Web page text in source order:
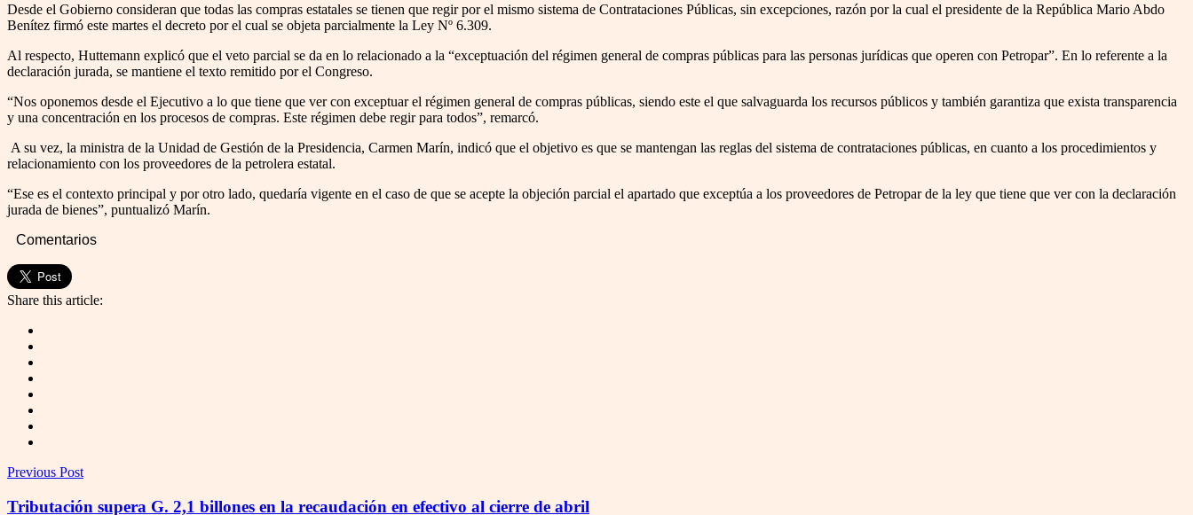
Desde el Gobierno consideran que todas las compras estatales se tienen que regir por el mismo sistema de Contrataciones Públicas, sin excepciones, razón por la cual el presidente de la República Mario Abdo
Benítez firmó este martes el decreto por el cual se objeta parcialmente la Ley Nº 6.309.
Al respecto, Huttemann explicó que el veto parcial se da en lo relacionado a la “exceptuación del régimen general de compras públicas para las personas jurídicas que operen con Petropar”. En lo referente a la
declaración jurada, se mantiene el texto remitido por el Congreso.
“Nos oponemos desde el Ejecutivo a lo que tiene que ver con exceptuar el régimen general de compras públicas, siendo este el que salvaguarda los recursos públicos y también garantiza que exista transparencia
y una concentración en los procesos de compras. Este régimen debe regir para todos”, remarcó.
A su vez, la ministra de la Unidad de Gestión de la Presidencia, Carmen Marín, indicó que el objetivo es que se mantengan las reglas del sistema de contrataciones públicas, en cuanto a los procedimientos y
relacionamiento con los proveedores de la petrolera estatal.
“Ese es el contexto principal y por otro lado, quedaría vigente en el caso de que se acepte la objeción parcial el apartado que exceptúa a los proveedores de Petropar de la ley que tiene que ver con la declaración
jurada de bienes”, puntualizó Marín.
Comentarios
Share this article:
Previous Post
Tributación supera G. 2,1 billones en la recaudación en efectivo al cierre de abril